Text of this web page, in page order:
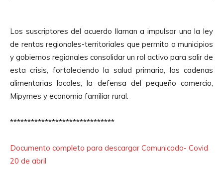
e
A
u
d
i
o
o
d
u
c
t
o
A
u
Los suscriptores del acuerdo llaman a impulsar una la ley
de rentas regionales-territoriales que permita a municipios
y gobiernos regionales consolidar un rol activo para salir de
esta crisis, fortaleciendo la salud primaria, las cadenas
alimentarias locales, la defensa del pequeño comercio,
Mipymes y economía familiar rural.
******************************
Documento completo para descargar Comunicado- Covid
20 de abril